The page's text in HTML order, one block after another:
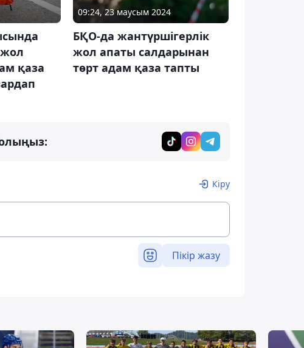
жол
қаза
09:24, 23 маусым 2024
БҚО-да жантүршігерлік
жол апаты салдарынан
төрт адам қаза тапты
Кіру
Пікір жазу